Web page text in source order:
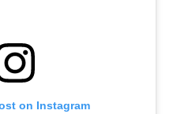
on Instagram